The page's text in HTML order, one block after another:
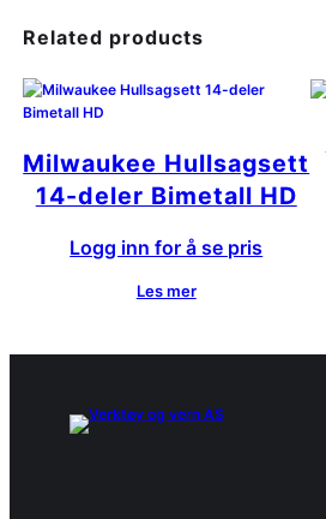
Related products
Milwaukee Hullsagsett
14-deler Bimetall HD
Logg inn for å se pris
Les mer